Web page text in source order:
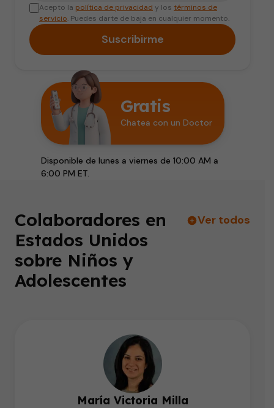
Acepto la política de privacidad y los términos de
servicio. Puedes darte de baja en cualquier momento.
Suscribirme
Gratis
Chatea con un Doctor
Disponible de lunes a viernes de 10:00 AM a
6:00 PM ET.
Colaboradores en
Estados Unidos
sobre Niños y
Adolescentes
Ver todos
María Victoria Milla